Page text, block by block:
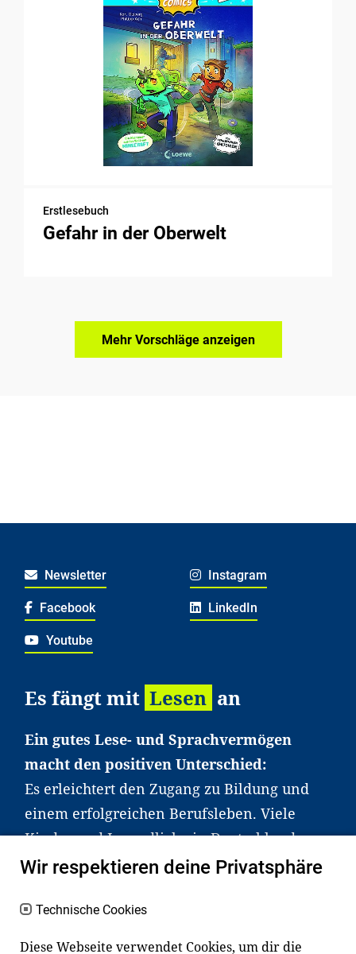
Erstlesebuch
Gefahr in der Oberwelt
Mehr Vorschläge anzeigen
Newsletter Instagram
Facebook LinkedIn
Youtube
Es fängt mit Lesen an
Ein gutes Lese- und Sprachvermögen
macht den positiven Unterschied:
Es erleichtert den Zugang zu Bildung und
einem erfolgreichen Berufsleben. Viele
Kinder und Jugendliche in Deutschland
haben aber große Schwierigkeiten dabei.
an Familien sowie an Erzieher*innen,
Lehrer*innen und andere
Wir respektieren deine Privatsphäre
Technische Cookies
Diese Webseite verwendet Cookies, um dir die